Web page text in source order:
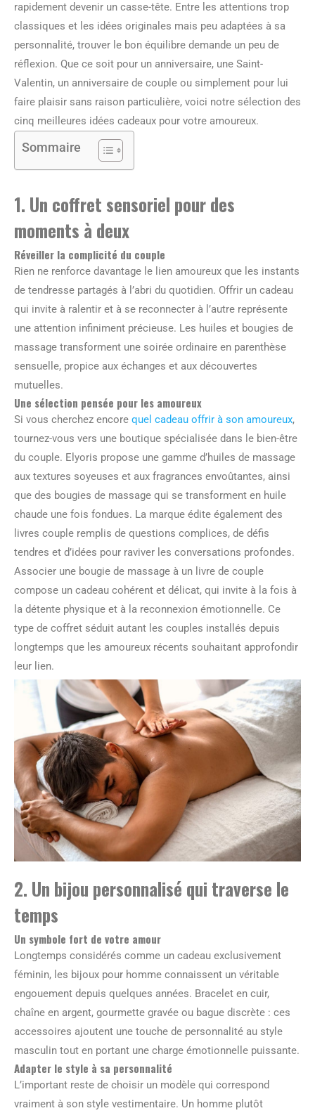
rapidement devenir un casse-tête. Entre les attentions trop
classiques et les idées originales mais peu adaptées à sa
personnalité, trouver le bon équilibre demande un peu de
réflexion. Que ce soit pour un anniversaire, une Saint-
Valentin, un anniversaire de couple ou simplement pour lui
faire plaisir sans raison particulière, voici notre sélection des
cinq meilleures idées cadeaux pour votre amoureux.
Sommaire
1. Un coffret sensoriel pour des
moments à deux
Réveiller la complicité du couple
Rien ne renforce davantage le lien amoureux que les instants
de tendresse partagés à l’abri du quotidien. Offrir un cadeau
qui invite à ralentir et à se reconnecter à l’autre représente
une attention infiniment précieuse. Les huiles et bougies de
massage transforment une soirée ordinaire en parenthèse
sensuelle, propice aux échanges et aux découvertes
mutuelles.
Une sélection pensée pour les amoureux
Si vous cherchez encore quel cadeau offrir à son amoureux,
tournez-vous vers une boutique spécialisée dans le bien-être
du couple. Elyoris propose une gamme d’huiles de massage
aux textures soyeuses et aux fragrances envoûtantes, ainsi
que des bougies de massage qui se transforment en huile
chaude une fois fondues. La marque édite également des
livres couple remplis de questions complices, de défis
tendres et d’idées pour raviver les conversations profondes.
Associer une bougie de massage à un livre de couple
compose un cadeau cohérent et délicat, qui invite à la fois à
la détente physique et à la reconnexion émotionnelle. Ce
type de coffret séduit autant les couples installés depuis
longtemps que les amoureux récents souhaitant approfondir
leur lien.
2. Un bijou personnalisé qui traverse le
temps
Un symbole fort de votre amour
Longtemps considérés comme un cadeau exclusivement
féminin, les bijoux pour homme connaissent un véritable
engouement depuis quelques années. Bracelet en cuir,
chaîne en argent, gourmette gravée ou bague discrète : ces
accessoires ajoutent une touche de personnalité au style
masculin tout en portant une charge émotionnelle puissante.
Adapter le style à sa personnalité
L’important reste de choisir un modèle qui correspond
vraiment à son style vestimentaire. Un homme plutôt